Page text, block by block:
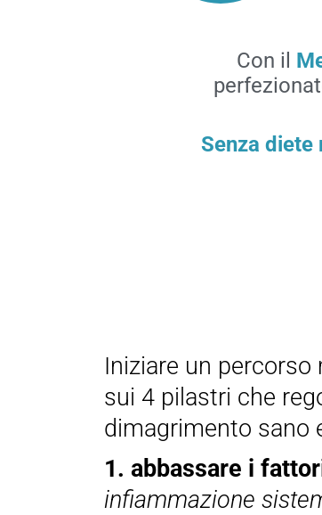
Con il
Senza
Iniziare un
sui 4 pilastri che
dimagrimento sano
1. abbassare i
infiammazione